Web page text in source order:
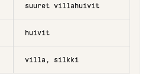
suuret villahuivit
huivit
villa, silkki